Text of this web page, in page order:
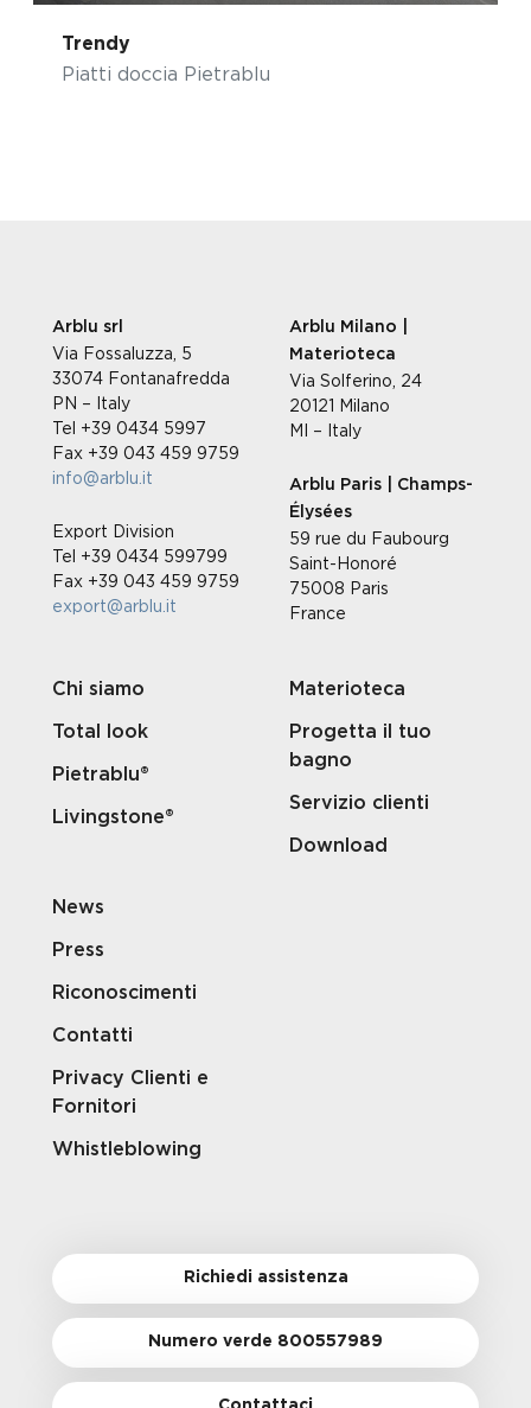
Trendy
Piatti doccia Pietrablu
Arblu srl
Via Fossaluzza, 5
33074 Fontanafredda
PN – Italy
Tel +39 0434 5997
Fax +39 043 459 9759
info@arblu.it
Export Division
Tel +39 0434 599799
Fax +39 043 459 9759
export@arblu.it
Arblu Milano |
Materioteca
Via Solferino, 24
20121 Milano
MI – Italy
Arblu Paris | Champs-
Élysées
59 rue du Faubourg
Saint-Honoré
75008 Paris
France
Chi siamo
Total look
Pietrablu®
Livingstone®
Materioteca
Progetta il tuo
bagno
Servizio clienti
Download
News
Press
Riconoscimenti
Contatti
Privacy Clienti e
Fornitori
Whistleblowing
Richiedi assistenza
Numero verde 800557989